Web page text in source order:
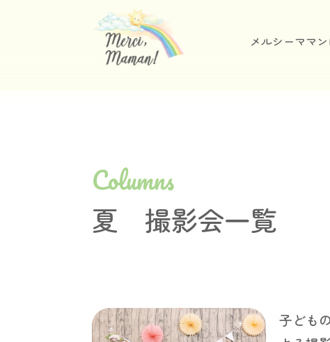
メルシーママ
Columns
夏 撮影会一覧
子ども